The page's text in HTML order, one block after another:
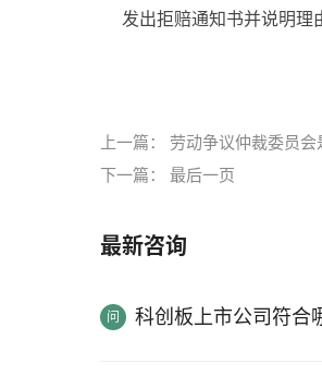
发出拒赔通知书并说明理
上一篇： 劳动争议仲裁委员会
下一篇： 最后一页
最新咨询
科创板上市公司符合